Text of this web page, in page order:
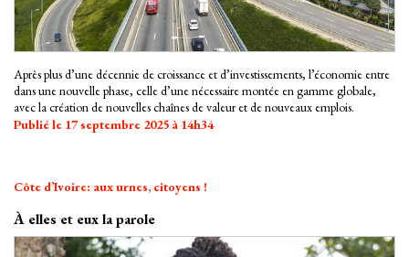
Après plus d’une décennie de croissance et d’investissements, l’économie entre
dans une nouvelle phase, celle d’une nécessaire montée en gamme globale,
avec la création de nouvelles chaînes de valeur et de nouveaux emplois.
Publié le 17 septembre 2025 à 14h34
Côte d’Ivoire: aux urnes, citoyens !
À elles et eux la parole